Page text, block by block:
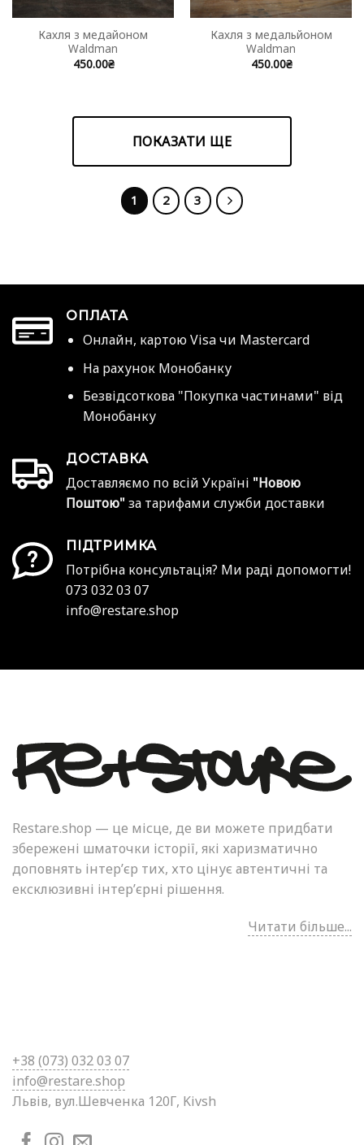
Кахля з медайоном
Waldman
450.00₴
Кахля з медальйоном
Waldman
450.00₴
ПОКАЗАТИ ЩЕ
1 2 3
ОПЛАТА
Онлайн, картою Visa чи Mastercard
На рахунок Монобанку
Безвідсоткова "Покупка частинами" від
Монобанку
ДОСТАВКА
Доставляємо по всій Україні "Новою
Поштою" за тарифами служби доставки
ПІДТРИМКА
Потрібна консультація? Ми раді допомогти!
073 032 03 07
info@restare.shop
Restare.shop — це місце, де ви можете придбати
збережені шматочки історії, які харизматично
доповнять інтер’єр тих, хто цінує автентичні та
ексклюзивні інтер’єрні рішення.
Читати більше...
+38 (073) 032 03 07
info@restare.shop
Львів, вул.Шевченка 120Г, Kivsh